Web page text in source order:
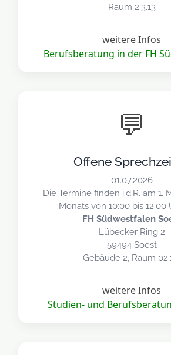
Raum 2.3.13
weitere Infos
Berufsberatung in der FH
💬
Offene
01.07.2026
Die Termine finden i.d.R. am 1.
Monats von 10:00 bis 12:00
FH Südwestfalen
Lübecker Ring 2
59494 Soest
Gebäude 2, Raum
weitere Infos
Studien- und